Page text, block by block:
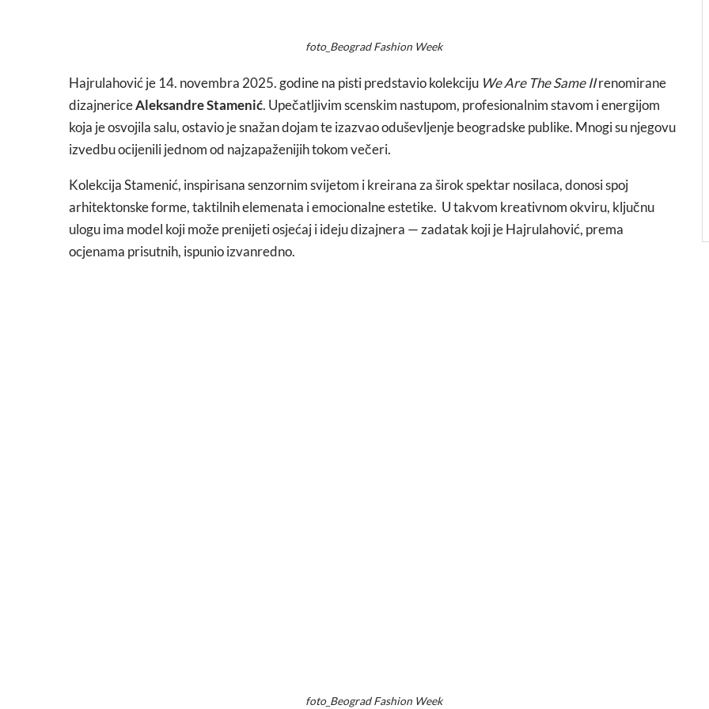
foto_Beograd Fashion Week
Hajrulahović je 14. novembra 2025. godine na pisti predstavio kolekciju We Are The Same IIrenomirane
dizajnericeAleksandre Stamenić. Upečatljivim scenskim nastupom, profesionalnim stavom i energijom
koja je osvojila salu, ostavio je snažan dojam te izazvao oduševljenje beogradske publike. Mnogi su njegovu
izvedbu ocijenili jednom od najzapaženijih tokom večeri.
Kolekcija Stamenić, inspirisana senzornim svijetom i kreirana za širok spektar nosilaca, donosi spoj
arhitektonske forme, taktilnih elemenata i emocionalne estetike. U takvom kreativnom okviru, ključnu
ulogu ima model koji može prenijeti osjećaj i ideju dizajnera — zadatak koji je Hajrulahović, prema
ocjenama prisutnih, ispunio izvanredno.
foto_Beograd Fashion Week